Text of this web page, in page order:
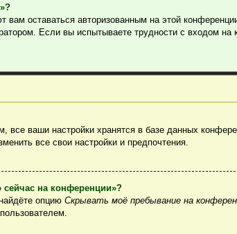
оставаться авторизованным на этой
Если вы испытываете трудности с входом
все ваши настройки хранятся в базе данных
все свои настройки и предпочтения.
сейчас на конференции»?
опциюСкрывать моё пребывание на